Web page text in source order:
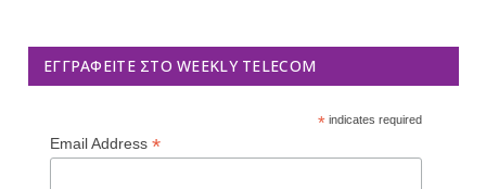
ΕΓΓΡΑΦΕΊΤΕ ΣΤΟ WEEKLY TELECOM
*indicates required
Email Address *